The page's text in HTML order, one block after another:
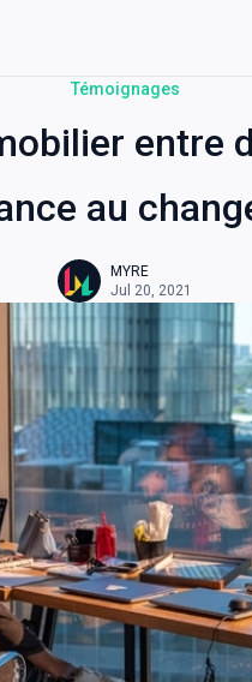
Témoignages
entre
au
MYRE
Jul 20, 2021